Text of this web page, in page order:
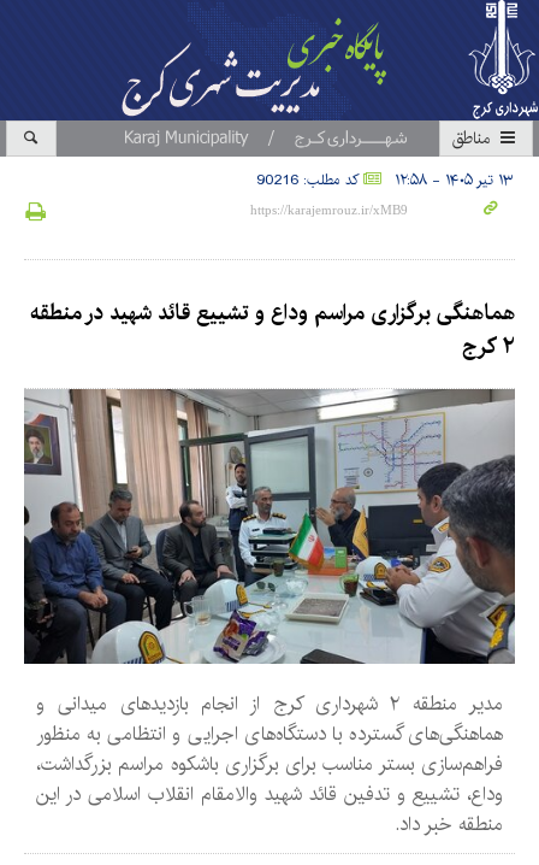
مناطق
۱۳ تیر ۱۴۰۵ - ۱۲:۵۸ کد مطلب: 90216
هماهنگی برگزاری مراسم وداع و تشییع قائد شهید در منطقه
۲ کرج
مدیر منطقه ۲ شهرداری کرج از انجام بازدیدهای میدانی و
هماهنگی‌های گسترده با دستگاه‌های اجرایی و انتظامی به منظور
فراهم‌سازی بستر مناسب برای برگزاری باشکوه مراسم بزرگداشت،
وداع، تشییع و تدفین قائد شهید والامقام انقلاب اسلامی در این
منطقه خبر داد.